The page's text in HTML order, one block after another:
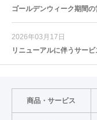
ゴールデンウィーク期間
2026年03月17日
リニューアルに伴うサー
商品・サービス